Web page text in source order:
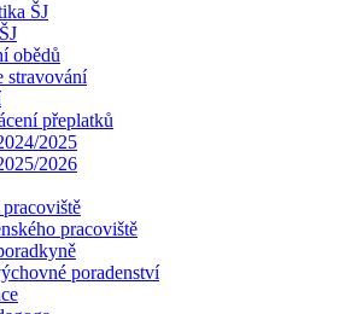
ŠJ
obědů
stravování
přeplatků
2025
2026
pracoviště
poradenství